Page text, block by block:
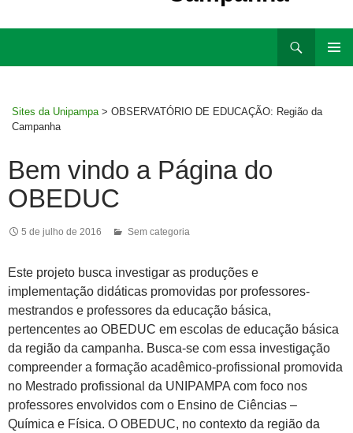
Sites da Unipampa > OBSERVATÓRIO DE EDUCAÇÃO: Região da
Campanha
Bem vindo a Página do
OBEDUC
5 de julho de 2016 Sem categoria
Este projeto busca investigar as produções e
implementação didáticas promovidas por professores-
mestrandos e professores da educação básica,
pertencentes ao OBEDUC em escolas de educação básica
da região da campanha. Busca-se com essa investigação
compreender a formação acadêmico-profissional promovida
no Mestrado profissional da UNIPAMPA com foco nos
professores envolvidos com o Ensino de Ciências –
Química e Física. O OBEDUC, no contexto da região da